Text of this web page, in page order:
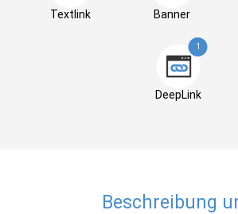
Textlink Banner
1
DeepLink
Beschreibung